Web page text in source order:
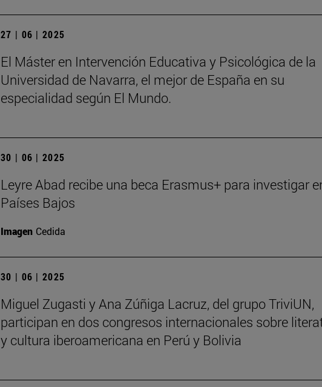
27 | 06 | 2025
El Máster en Intervención Educativa y Psicológica de la
Universidad de Navarra, el mejor de España en su
especialidad según El Mundo.
30 | 06 | 2025
Leyre Abad recibe una beca Erasmus+ para investigar
Países Bajos
Imagen Cedida
30 | 06 | 2025
Miguel Zugasti y Ana Zúñiga Lacruz, del grupo TriviUN,
participan en dos congresos internacionales sobre
y cultura iberoamericana en Perú y Bolivia